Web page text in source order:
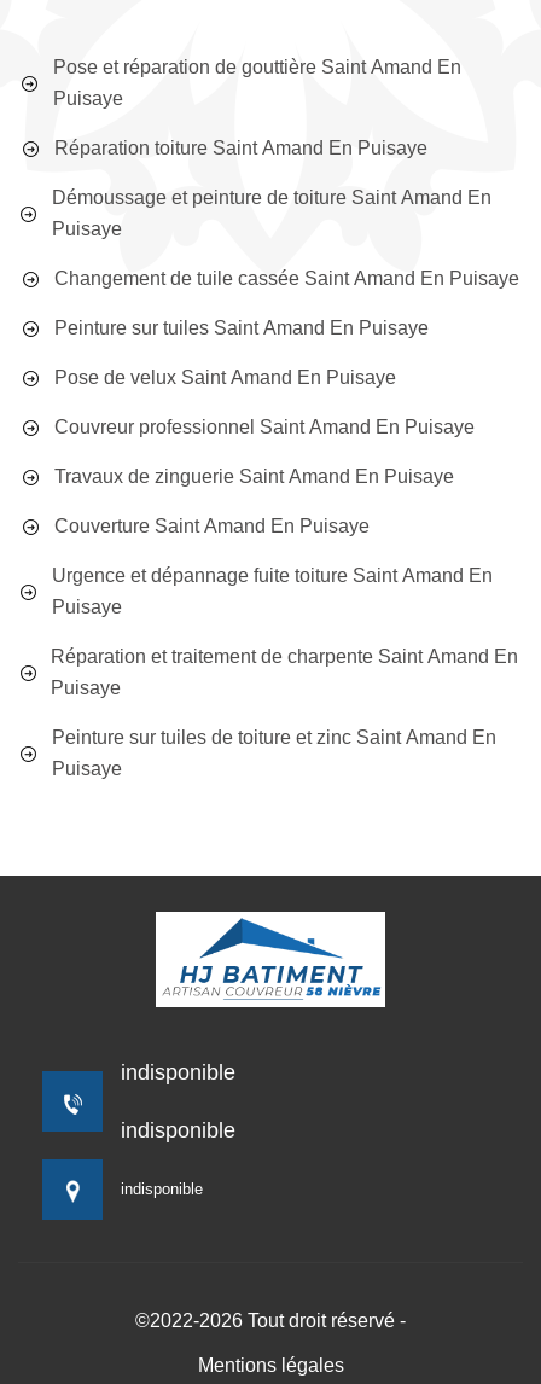
Pose et réparation de gouttière Saint Amand En
Puisaye
Réparation toiture Saint Amand En Puisaye
Démoussage et peinture de toiture Saint Amand En
Puisaye
Changement de tuile cassée Saint Amand En Puisaye
Peinture sur tuiles Saint Amand En Puisaye
Pose de velux Saint Amand En Puisaye
Couvreur professionnel Saint Amand En Puisaye
Travaux de zinguerie Saint Amand En Puisaye
Couverture Saint Amand En Puisaye
Urgence et dépannage fuite toiture Saint Amand En
Puisaye
Réparation et traitement de charpente Saint Amand En
Puisaye
Peinture sur tuiles de toiture et zinc Saint Amand En
Puisaye
indisponible
indisponible
indisponible
©2022-2026 Tout droit réservé -
Mentions légales